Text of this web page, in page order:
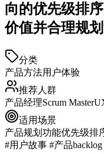
向的优先级排
价值并合理规划
分类
产品方法用户体验
推荐人群
产品经理Scrum Master
适用场景
产品规划 功能优先级排
#用户故事 #产品